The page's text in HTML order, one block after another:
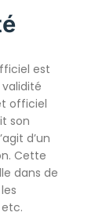
est
officiel
son
d’un
Cette
dans de